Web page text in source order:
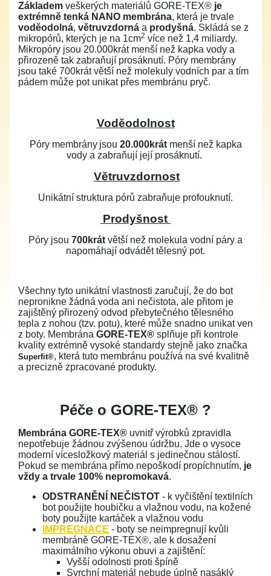
Základem veškerých materiálů GORE-TEX® je
extrémně tenká NANO membrána, která je trvale
voděodolná, větruvzdorná a prodyšná. Skládá se z
mikropórů, kterých je na 1cm2 více než 1,4 miliardy.
Mikropóry jsou 20.000krát menší než kapka vody a
přirozeně tak zabraňují prosáknutí. Póry membrány
jsou také 700krát větší než molekuly vodních par a tím
pádem může pot unikat přes membránu pryč.
Voděodolnost
Póry membrány jsou 20.000krátmenší než kapka
vody a zabraňují její prosáknutí.
Větruvzdornost
Unikátní struktura pórů zabraňuje profouknutí.
Prodyšnost
Póry jsou 700krát větší než molekula vodní páry a
napomáhají odvádět tělesný pot.
Všechny tyto unikátní vlastnosti zaručují, že do bot
nepronikne žádná voda ani nečistota, ale přitom je
zajištěný přirozený odvod přebytečného tělesného
tepla z nohou (tzv. potu), které může snadno unikat ven
z boty. Membrána GORE-TEX® splňuje při kontrole
kvality extrémně vysoké standardy stejně jako značka
Superfit®, která tuto membránu používá na své kvalitně
a precizně zpracované produkty.
Péče o GORE-TEX® ?
Membrána GORE-TEX® uvnitř výrobků zpravidla
nepotřebuje žádnou zvýšenou údržbu. Jde o vysoce
moderní vícesložkový materiál s jedinečnou stálostí.
Pokud se membrána přímo nepoškodí propíchnutím, je
vždy a trvale 100% nepromokavá.
ODSTRANĚNÍ NEČISTOT - k vyčištění textilních
bot použijte houbičku a vlažnou vodu, na kožené
boty použijte kartáček a vlažnou vodu
IMPREGNACE - boty se neimpregnují kvůli
membráně GORE-TEX®, ale k dosažení
maximálního výkonu obuvi a zajištění:
Vyšší odolnosti proti špíně
Svrchní materiál nebude úplně nasáklý